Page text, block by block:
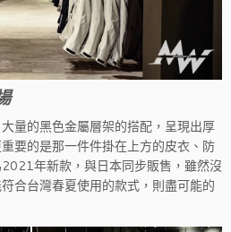
量的黑色金屬層架的搭配，呈現出厚
要的是那一件件掛在上方的皮衣、防
年新款，與日本同步販售，雖然沒
合台灣春夏使用的款式，則盡可能的